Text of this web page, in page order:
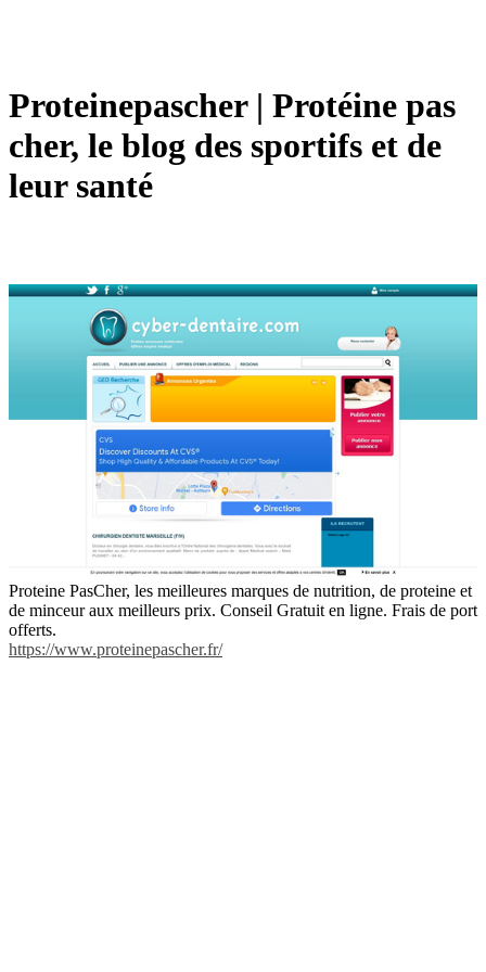
Proteine­pascher | Protéine pas
cher, le blog des sportifs et de
leur santé
Proteine PasCher, les meilleures marques de nutrition, de proteine et
de minceur aux meilleurs prix. Conseil Gratuit en ligne. Frais de port
offerts.
https://www.proteinepascher.fr/